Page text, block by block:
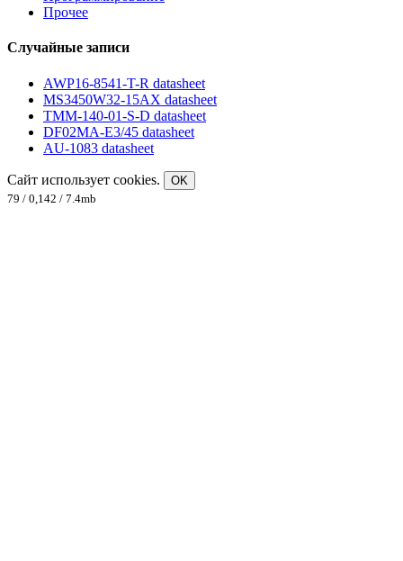
Прочее
Случайные записи
AWP16-8541-T-R datasheet
MS3450W32-15AX datasheet
TMM-140-01-S-D datasheet
DF02MA-E3/45 datasheet
AU-1083 datasheet
Сайт использует cookies.
OK
79 / 0,142 / 7.4mb